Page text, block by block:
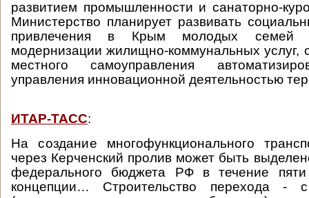
развитием промышленности и санаторно-
Министерство планирует развивать
привлечения в Крым молодых семей
модернизации жилищно-коммунальных услуг,
местного самоуправления
управления инновационной деятельностью
ИТАР-ТАСС:
На создание многофункционального
через Керченский пролив может быть
федерального бюджета РФ в течение пяти
концепции… Строительство перехода -